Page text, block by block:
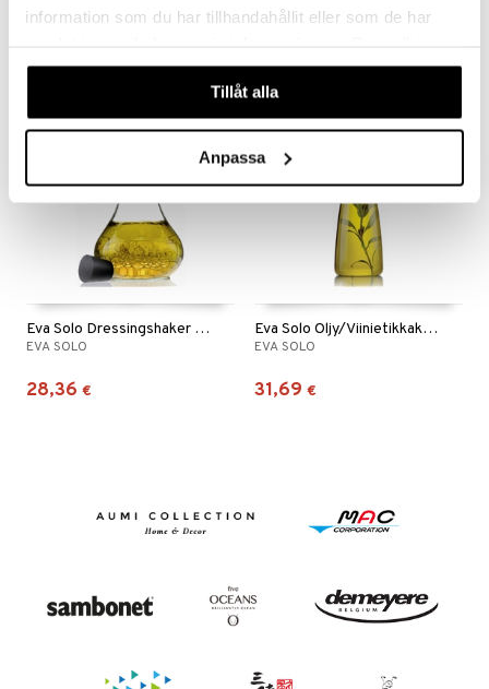
information som du har tillhandahållit eller som de har
våra cookies vid fortsatt användande av vår webbplats.
Tillåt alla
Anpassa
alk. 39,90 € 10,99 € (11,99 €)
Eva Solo Dressingshaker kaatonokalla
EVA SOLO
28,36 €
Eva Solo Oljy/Viinietikkakarahvi kaatonokalla
EVA SOLO
31,69 €